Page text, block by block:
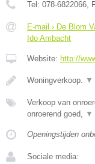
Tel: 078-6822066,
E-mail › De Blom
Ido Ambacht
Website: http://
Woningverkoop. ▼
Verkoop van
onroerend goed, ▼
Openingstijden
Sociale media: